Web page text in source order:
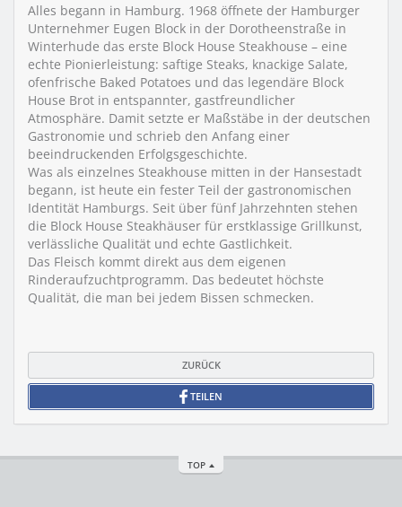
Alles begann in Hamburg. 1968 öffnete der Hamburger
Unternehmer Eugen Block in der Dorotheenstraße in
Winterhude das erste Block House Steakhouse – eine
echte Pionierleistung: saftige Steaks, knackige Salate,
ofenfrische Baked Potatoes und das legendäre Block
House Brot in entspannter, gastfreundlicher
Atmosphäre. Damit setzte er Maßstäbe in der deutschen
Gastronomie und schrieb den Anfang einer
beeindruckenden Erfolgsgeschichte.
Was als einzelnes Steakhouse mitten in der Hansestadt
begann, ist heute ein fester Teil der gastronomischen
Identität Hamburgs. Seit über fünf Jahrzehnten stehen
die Block House Steakhäuser für erstklassige Grillkunst,
verlässliche Qualität und echte Gastlichkeit.
Das Fleisch kommt direkt aus dem eigenen
Rinderaufzucht­programm. Das bedeutet höchste
Qualität, die man bei jedem Bissen schmecken.
ZURÜCK
TEILEN
TOP